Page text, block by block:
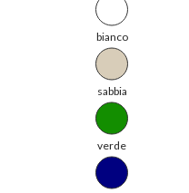
bianco
sabbia
verde